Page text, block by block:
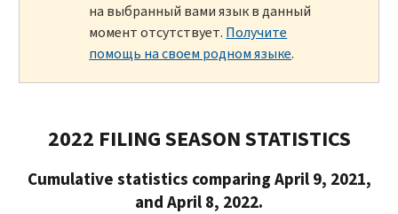
на выбранный вами язык в данный
момент отсутствует. Получите
помощь на своем родном языке.
2022 FILING SEASON STATISTICS
Cumulative statistics comparing April 9, 2021,
and April 8, 2022.